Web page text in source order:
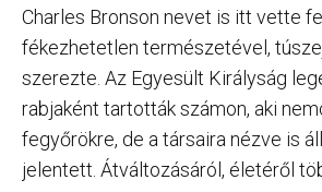
Charles Bronson nevet is itt vette
fékezhetetlen természetével,
szerezte. Az Egyesült Királyság
rabjaként tartották számon, aki
fegyőrökre, de a társaira nézve is
jelentett. Átváltozásáról, életéről